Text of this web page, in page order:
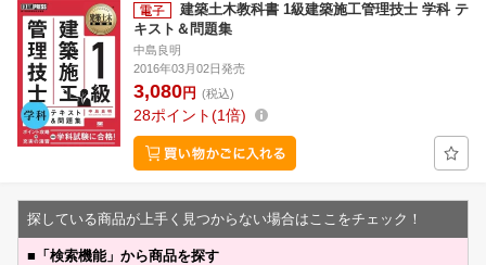
建築土木教科書 1級建築施工管理技士 学科 テ
キスト＆問題集
中島良明
2016年03月02日発売
3,080円 (税込)
28ポイント 1倍
探している商品が上手く見つからない場合はここをチェック！
■ 「検索機能」から商品を探す